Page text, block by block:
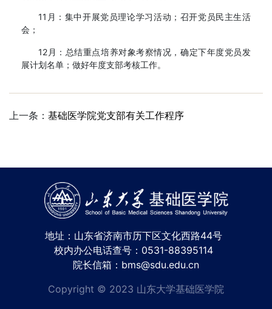
11月：集中开展党员理论学习活动；召开党员民主生活
会；
12月：总结重点培养对象考察情况，确定下年度党员发
展计划名单；做好年度支部考核工作。
上一条： 基础医学院党支部有关工作程序
地址：山东省济南市历下区文化西路44号
校内办公电话查号：0531-88395114
院长信箱：bms@sdu.edu.cn
Copyright © 2023 山东大学基础医学院